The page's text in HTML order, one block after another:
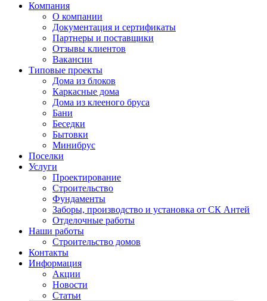
Компания
О компании
Документация и сертификаты
Партнеры и поставщики
Отзывы клиентов
Вакансии
Типовые проекты
Дома из блоков
Каркасные дома
Дома из клееного бруса
Бани
Беседки
Бытовки
Минибрус
Поселки
Услуги
Проектирование
Строительство
Фундаменты
Заборы, производство и установка от СК Антей
Отделочные работы
Наши работы
Строительство домов
Контакты
Информация
Акции
Новости
Статьи